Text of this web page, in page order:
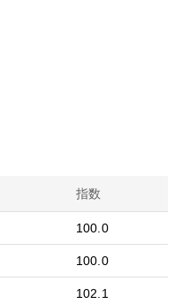
指数
100.0
100.0
102.1